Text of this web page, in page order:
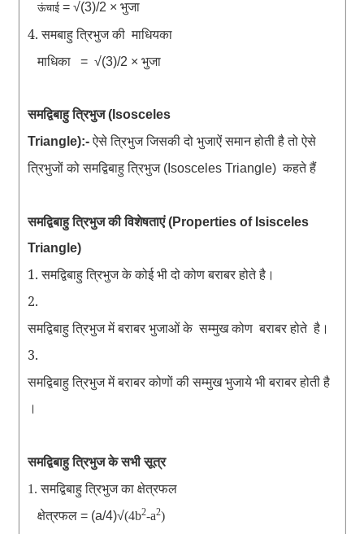
ऊंचाई= √(3)/2 ×भुजा
4. समबाहु त्रिभुज की माधियका
माधिका
= √(3)/2 ×भुजा
समद्विबाहुत्रिभुज(Isosceles
Triangle):- ऐसे त्रिभुजजिसकी दो भुजाऐंसमानहोती है तो ऐसे
त्रिभुजों को समद्विबाहु त्रिभुज(Isosceles Triangle) कहतेहैं
समद्विबाहुत्रिभुजकीविशेषताएं(Properties of Isisceles
Triangle)
1. समद्विबाहु त्रिभुजकेकोईभी दो कोण बराबर होतेहै ।
2.
समद्विबाहु त्रिभुजमेंबराबर भुजाओंके सम्मुखकोण बराबर होते है ।
3.
समद्विबाहु त्रिभुजमेंबराबर कोणों की सम्मुखभुजाये भी बराबर होती है
।
समद्विबाहु त्रिभुज के सभी सूत्र
1. समद्विबाहु त्रिभुजका क्षेत्रफल
क्षेत्रफल = (a/4)√(4b2-a2)